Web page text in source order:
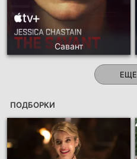
Савант
ЕЩЕ
ПОДБОРКИ